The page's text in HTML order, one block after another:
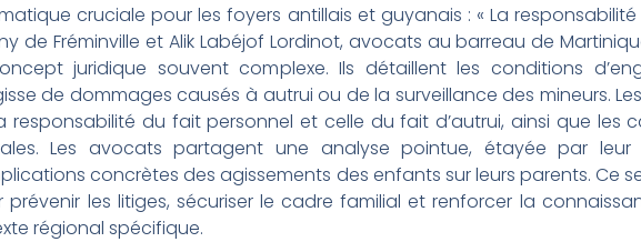
cruciale pour les foyers antillais et guyanais : « La
de Fréminville et Alik Labéjof Lordinot, avocats au barreau de
juridique souvent complexe. Ils détaillent les conditions
de dommages causés à autrui ou de la surveillance des mineurs.
du fait personnel et celle du fait d’autrui, ainsi que les
Les avocats partagent une analyse pointue, étayée par leur
concrètes des agissements des enfants sur leurs parents. Ce
les litiges, sécuriser le cadre familial et renforcer la
régional spécifique.